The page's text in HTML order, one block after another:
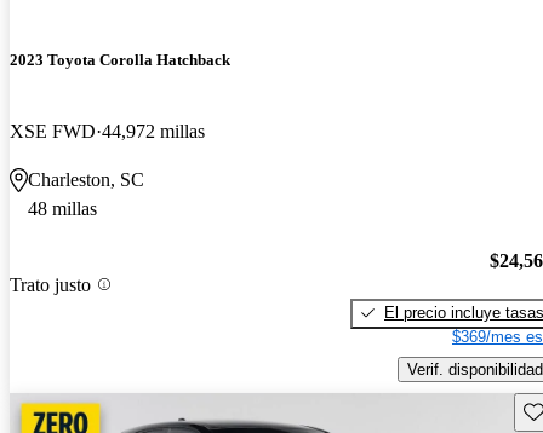
2023 Toyota Corolla Hatchback
XSE FWD 44,972 millas
Charleston, SC
48 millas
Trato justo
El precio incluye tasas
$369/mes
Verif. disponibilidad